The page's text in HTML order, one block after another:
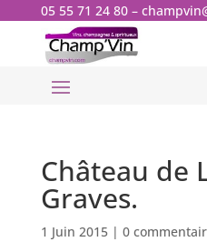
05 55 71 24 80–
Château de
Graves.
1 Juin 2015| 0